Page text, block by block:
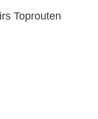
Toprouten